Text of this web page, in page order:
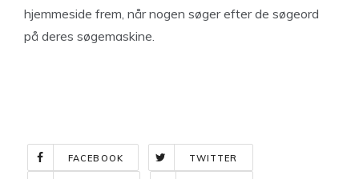
hjemmeside frem, når nogen søger efter de søgeord
på deres søgemaskine.
FACEBOOK TWITTER